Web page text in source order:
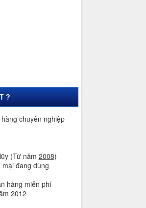
?
chuyên nghiệp
(Từ năm 2008)
đang dùng
hàng miễn phí
2012